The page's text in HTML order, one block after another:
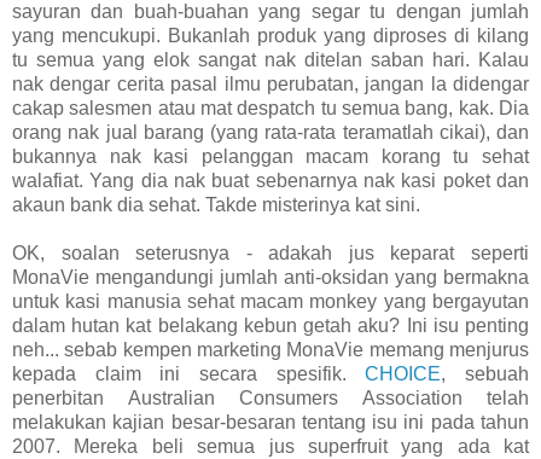
sayuran dan buah-buahan yang segar tu dengan jumlah
yang mencukupi. Bukanlah produk yang diproses di kilang
tu semua yang elok sangat nak ditelan saban hari. Kalau
nak dengar cerita pasal ilmu perubatan, jangan la didengar
cakap salesmen atau mat despatch tu semua bang, kak. Dia
orang nak jual barang (yang rata-rata teramatlah cikai), dan
bukannya nak kasi pelanggan macam korang tu sehat
walafiat. Yang dia nak buat sebenarnya nak kasi poket dan
akaun bank dia sehat. Takde misterinya kat sini.
OK, soalan seterusnya - adakah jus keparat seperti
MonaVie mengandungi jumlah anti-oksidan yang bermakna
untuk kasi manusia sehat macam monkey yang bergayutan
dalam hutan kat belakang kebun getah aku? Ini isu penting
neh... sebab kempen marketing MonaVie memang menjurus
kepada claim ini secara spesifik.CHOICE, sebuah
penerbitan Australian Consumers Association telah
melakukan kajian besar-besaran tentang isu ini pada tahun
2007. Mereka beli semua jus superfruit yang ada kat